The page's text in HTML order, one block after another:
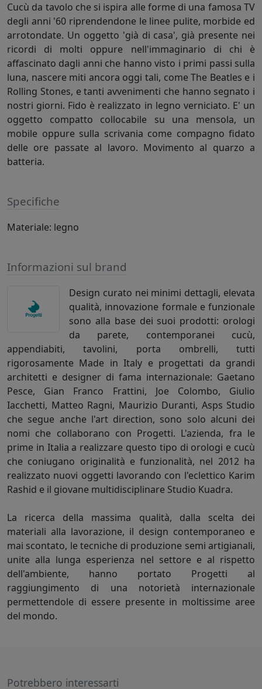
Cucù da tavolo che si ispira alle forme di una famosa TV
degli anni '60 riprendendone le linee pulite, morbide ed
arrotondate. Un oggetto 'già di casa', già presente nei
ricordi di molti oppure nell'immaginario di chi è
affascinato dagli anni che hanno visto i primi passi sulla
luna, nascere miti ancora oggi tali, come The Beatles e i
Rolling Stones, e tanti avvenimenti che hanno segnato i
nostri giorni. Fido è realizzato in legno verniciato. E' un
oggetto compatto collocabile su una mensola, un
mobile oppure sulla scrivania come compagno fidato
delle ore passate al lavoro. Movimento al quarzo a
batteria.
Specifiche
Materiale: legno
Informazioni sul brand
Design curato nei minimi dettagli, elevata
qualità, innovazione formale e funzionale
sono alla base dei suoi prodotti: orologi
da parete, contemporanei cucù,
appendiabiti, tavolini, porta ombrelli, tutti
rigorosamente Made in Italy e progettati da grandi
architetti e designer di fama internazionale: Gaetano
Pesce, Gian Franco Frattini, Joe Colombo, Giulio
Iacchetti, Matteo Ragni, Maurizio Duranti, Asps Studio
che segue anche l'art direction, sono solo alcuni dei
nomi che collaborano con Progetti. L'azienda, fra le
prime in Italia a realizzare questo tipo di orologi e cucù
che coniugano originalità e funzionalità, nel 2012 ha
realizzato nuovi oggetti lavorando con l'eclettico Karim
Rashid e il giovane multidisciplinare Studio Kuadra.
La ricerca della massima qualità, dalla scelta dei
materiali alla lavorazione, il design contemporaneo e
mai scontato, le tecniche di produzione semi artigianali,
unite alla lunga esperienza nel settore e al rispetto
dell'ambiente, hanno portato Progetti al
raggiungimento di una notorietà internazionale
permettendole di essere presente in moltissime aree
del mondo.
Potrebbero interessarti